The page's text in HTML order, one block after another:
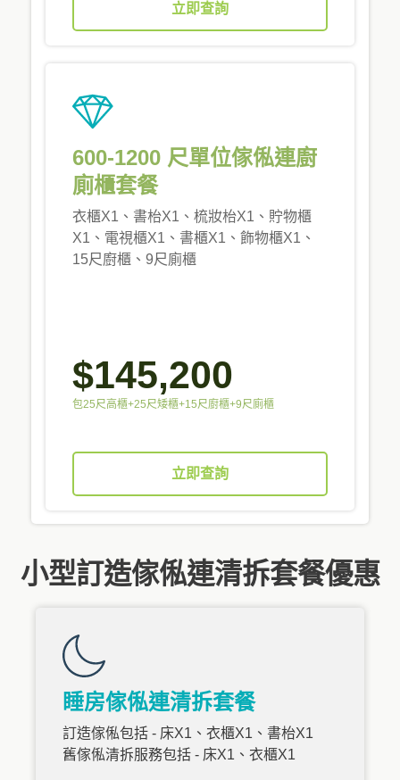
立即查詢
600-1200 尺單位傢俬連廚
廁櫃套餐
衣櫃X1、書枱X1、梳妝枱X1、貯物櫃
X1、電視櫃X1、書櫃X1、飾物櫃X1、
15尺廚櫃、9尺廁櫃
$145,200
包25尺高櫃+25尺矮櫃+15尺廚櫃+9尺廁櫃
立即查詢
小型訂造傢俬連清拆套餐優惠
睡房傢俬連清拆套餐
訂造傢俬包括 - 床X1、衣櫃X1、書枱X1
舊傢俬清拆服務包括 - 床X1、衣櫃X1